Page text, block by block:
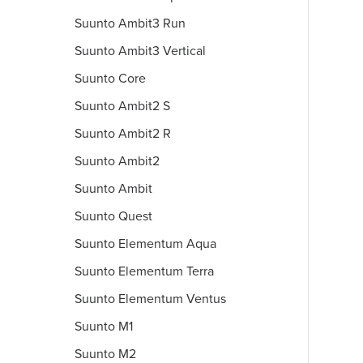
Suunto Ambit3 Run
Suunto Ambit3 Vertical
Suunto Core
Suunto Ambit2 S
Suunto Ambit2 R
Suunto Ambit2
Suunto Ambit
Suunto Quest
Suunto Elementum Aqua
Suunto Elementum Terra
Suunto Elementum Ventus
Suunto M1
Suunto M2